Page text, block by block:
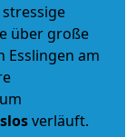
über große
Esslingen am
verläuft.